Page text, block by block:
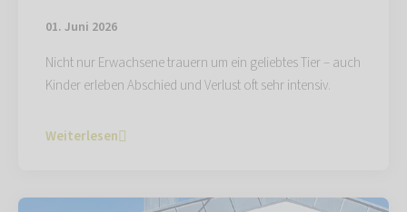
01. Juni 2026
Nicht nur Erwachsene trauern um ein geliebtes Tier – auch
Kinder erleben Abschied und Verlust oft sehr intensiv.
Weiterlesen